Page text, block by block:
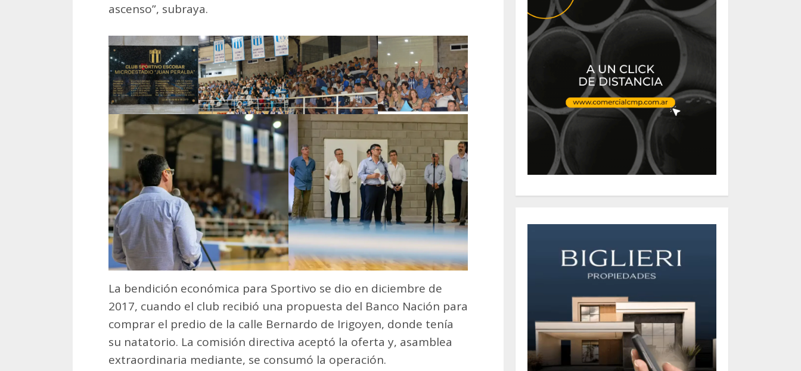
ascenso”, subraya.
La bendición económica para Sportivo se dio en diciembre de
2017, cuando el club recibió una propuesta del Banco Nación para
comprar el predio de la calle Bernardo de Irigoyen, donde tenía
su natatorio. La comisión directiva aceptó la oferta y, asamblea
extraordinaria mediante, se consumó la operación.